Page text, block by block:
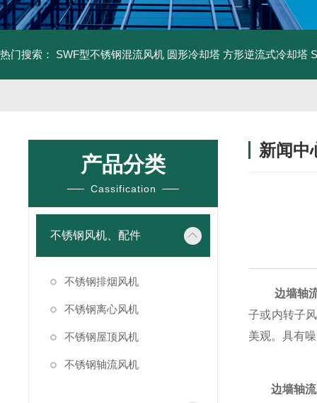
热门搜索： SWF型不锈钢混流风机 圆形冷却塔 方形逆流式冷却塔
产品分类
Cassification
不锈钢风机、配件
不锈钢排烟风机
不锈钢离心风机
不锈钢屋顶风机
不锈钢轴流风机
新闻中
边墙轴
子或内转子
美观。具有
边墙轴